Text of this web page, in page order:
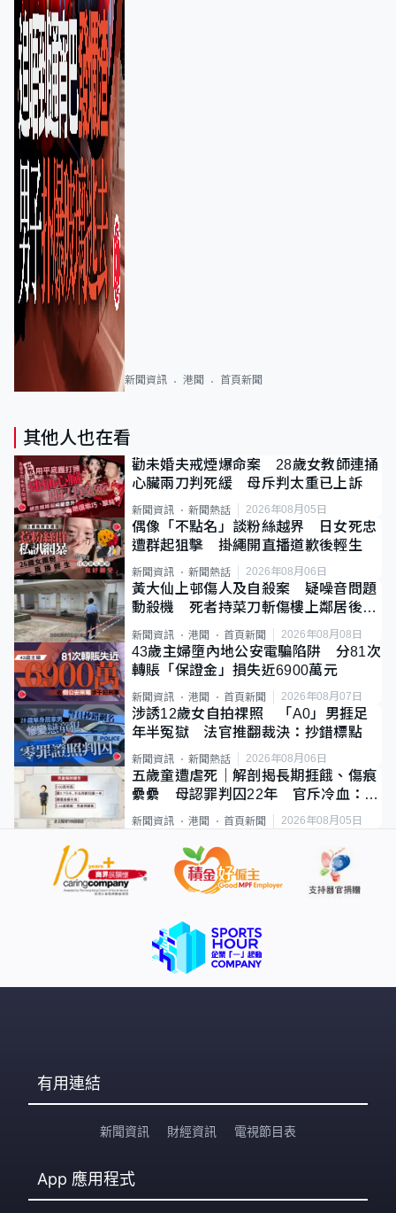
新聞資訊 港聞 首頁新聞
其他人也在看
勸未婚夫戒煙爆命案 28歲女教師連捅
心臟兩刀判死緩 母斥判太重已上訴
新聞資訊 新聞熱話 2026年08月05日
偶像「不點名」談粉絲越界 日女死忠
遭群起狙擊 掛繩開直播道歉後輕生
新聞資訊 新聞熱話 2026年08月06日
黃大仙上邨傷人及自殺案 疑噪音問題
動殺機 死者持菜刀斬傷樓上鄰居後墮
新聞資訊 港聞 首頁新聞 2026年08月08日
43歲主婦墮內地公安電騙陷阱 分81次
轉賬「保證金」損失近6900萬元
新聞資訊 港聞 首頁新聞 2026年08月07日
涉誘12歲女自拍祼照 「A0」男捱足
年半冤獄 法官推翻裁決：抄錯標點
新聞資訊 新聞熱話 2026年08月06日
五歲童遭虐死｜解剖揭長期捱餓、傷痕
纍纍 母認罪判囚22年 官斥冷血：同
類案最惡劣
新聞資訊 港聞 首頁新聞 2026年08月05日
有用連結
新聞資訊 財經資訊 電視節目表
App 應用程式